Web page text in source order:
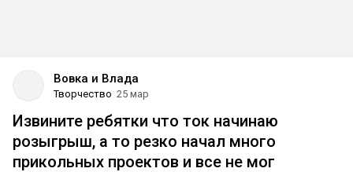
Вовка и Влада
Творчество 25 мар
Извините ребятки что ток начинаю
розыгрыш, а то резко начал много
прикольных проектов и все не мог